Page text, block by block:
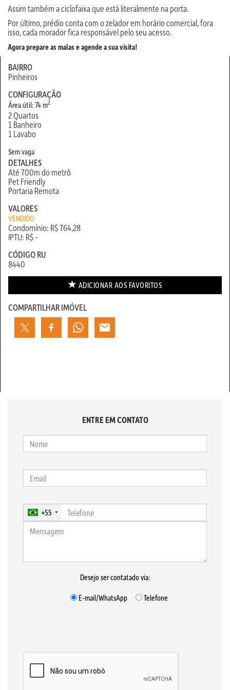
Assim também a ciclofaixa que está literalmente na porta.
Por último, prédio conta com o zelador em horário comercial, fora
isso, cada morador fica responsável pelo seu acesso.
Agora prepare as malas e agende a sua visita!
BAIRRO
Pinheiros
CONFIGURAÇÃO
Área útil: 74 m2
2 Quartos
1 Banheiro
1 Lavabo
Sem vaga
DETALHES
Até 700m do metrô
Pet Friendly
Portaria Remota
VALORES
VENDIDO
Condomínio: R$ 764,28
IPTU: R$ -
CÓDIGO RU
8440
ADICIONAR AOS FAVORITOS
COMPARTILHAR IMÓVEL
ENTRE EM CONTATO
+55
Desejo ser contatado via:
E-mail/WhatsApp
Telefone